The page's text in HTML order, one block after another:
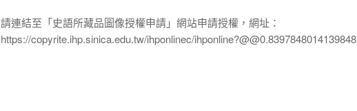
請連結至「史語所藏品圖像授權申請」網站申請授權，網址：
https://copyrite.ihp.sinica.edu.tw/ihponlinec/ihponline?@@0.8397848014139848